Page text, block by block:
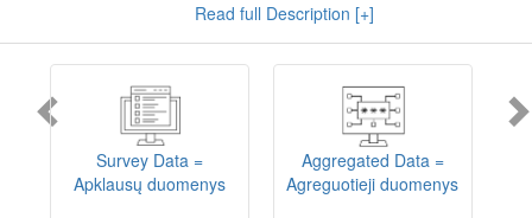
implemented). LiDA curates different types of resources and they
are published into catalogues according to the type:Survey Data,
Interview Data,Aggregated Data
(including Historical Statistics),
, andEncoded Data
(including News Media Studies).
Also, LiDA holds collections of data produced in large national
projets (
Large Project Data
) as well as social sciences and
humanities data deposited by Lithuanian science and higher
education institutions and Lithuanian governmental institutions
Read full Description [+]
Survey Data =
Apklausų duomenys
Aggregated Data =
Agreguotieji duomenys